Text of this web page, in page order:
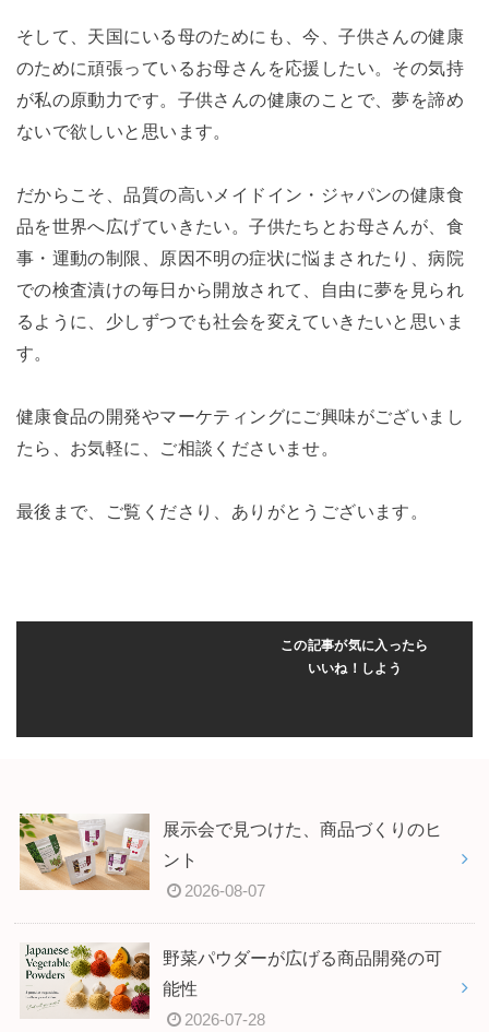
そして、天国にいる母のためにも、今、子供さんの健康
のために頑張っているお母さんを応援したい。その気持
が私の原動力です。子供さんの健康のことで、夢を諦め
ないで欲しいと思います。
だからこそ、品質の高いメイドイン・ジャパンの健康食
品を世界へ広げていきたい。子供たちとお母さんが、食
事・運動の制限、原因不明の症状に悩まされたり、病院
での検査漬けの毎日から開放されて、自由に夢を見られ
るように、少しずつでも社会を変えていきたいと思いま
す。
健康食品の開発やマーケティングにご興味がございまし
たら、お気軽に、ご相談くださいませ。
最後まで、ご覧くださり、ありがとうございます。
この記事が気に入ったら
いいね！しよう
展示会で見つけた、商品づくりのヒ
ント
2026-08-07
野菜パウダーが広げる商品開発の可
能性
2026-07-28